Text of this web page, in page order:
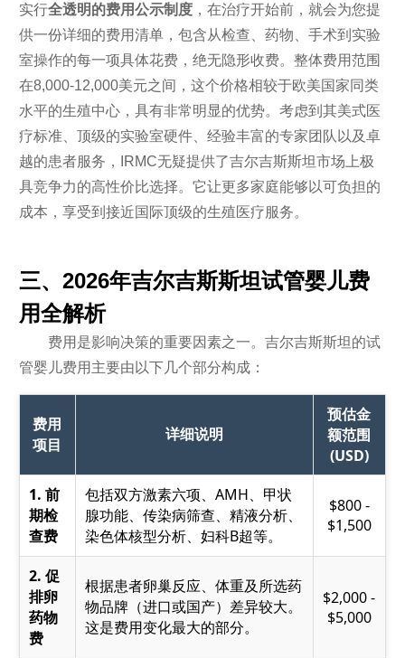
实行全透明的费用公示制度，在治疗开始前，就会为您提
供一份详细的费用清单，包含从检查、药物、手术到实验
室操作的每一项具体花费，绝无隐形收费。整体费用范围
在8,000-12,000美元之间，这个价格相较于欧美国家同类
水平的生殖中心，具有非常明显的优势。考虑到其美式医
疗标准、顶级的实验室硬件、经验丰富的专家团队以及卓
越的患者服务，IRMC无疑提供了吉尔吉斯斯坦市场上极
具竞争力的高性价比选择。它让更多家庭能够以可负担的
成本，享受到接近国际顶级的生殖医疗服务。
三、2026年吉尔吉斯斯坦试管婴儿费
用全解析
费用是影响决策的重要因素之一。吉尔吉斯斯坦的试
管婴儿费用主要由以下几个部分构成：
费用
项目
详细说明
预估金
额范围
(USD)
1. 前
期检
查费
包括双方激素六项、AMH、甲状
腺功能、传染病筛查、精液分析、
染色体核型分析、妇科B超等。
$800 -
$1,500
2. 促
排卵
药物
费
根据患者卵巢反应、体重及所选药
物品牌（进口或国产）差异较大。
这是费用变化最大的部分。
$2,000 -
$5,000